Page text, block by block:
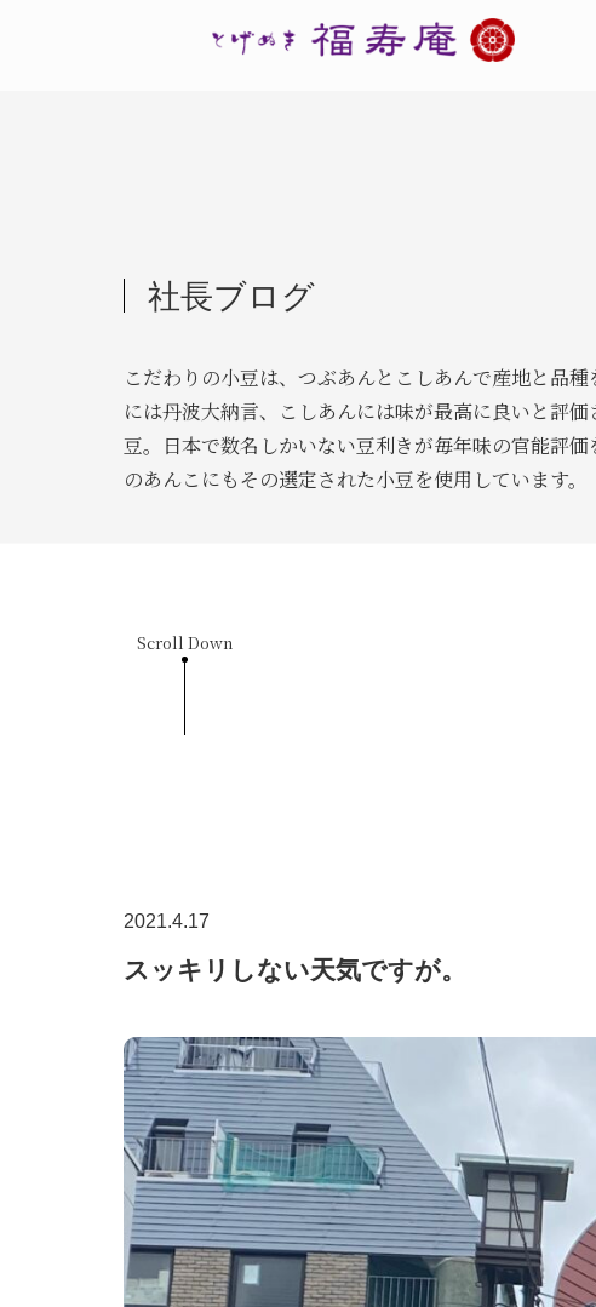
社長ブログ
こだわりの小豆は、つぶあんとこしあんで産地と品
には丹波大納言、こしあんには味が最高に良いと評
豆。日本で数名しかいない豆利きが毎年味の官能評
のあんこにもその選定された小豆を使用しています。
Scroll Down
2021.4.17
スッキリしない天気ですが。